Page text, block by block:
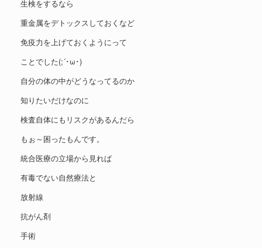
生検をするなら
重金属をデトックスしておくなど
免疫力を上げておくようにって
ことでした(;´･ω･)
自分の体の中がどうなってるのか
知りたいだけなのに
検査自体にもリスクがあるんだら
もぉ～困ったもんです。
統合医療の立場から見れば
有毒でない自然療法と
放射線
抗がん剤
手術